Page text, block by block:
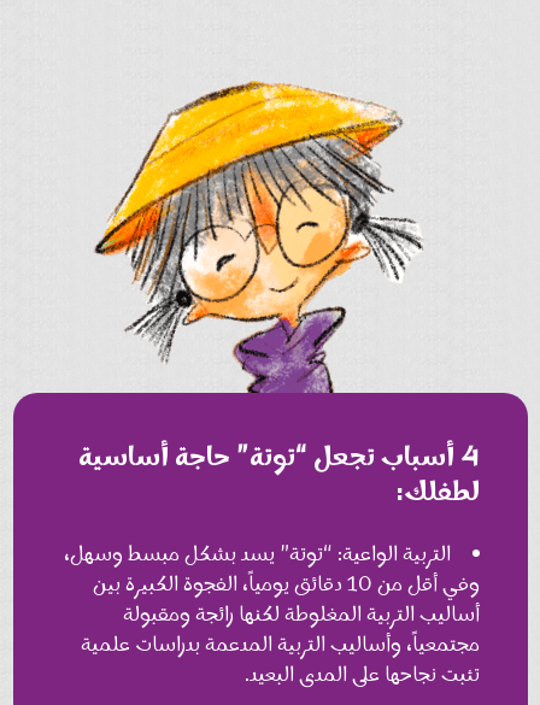
4 أسباب تجعل “توتة” حاجة أساسية
لطفلك:
التربية الواعية: “توتة” يسد بشكل مبسط وسهل،
وفي أقل من 10 دقائق يومياً، الفجوة الكبيرة بين
أساليب التربية المغلوطة لكنها رائجة ومقبولة
مجتمعياً، وأساليب التربية المدعمة بدراسات علمية
تثبت نجاحها على المدى البعيد.